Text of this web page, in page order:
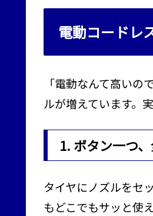
電動コードレ
「電動なんて高い
ルが増えています。
1. ボタン一つ
タイヤにノズルをセ
もどこでもサッと使え